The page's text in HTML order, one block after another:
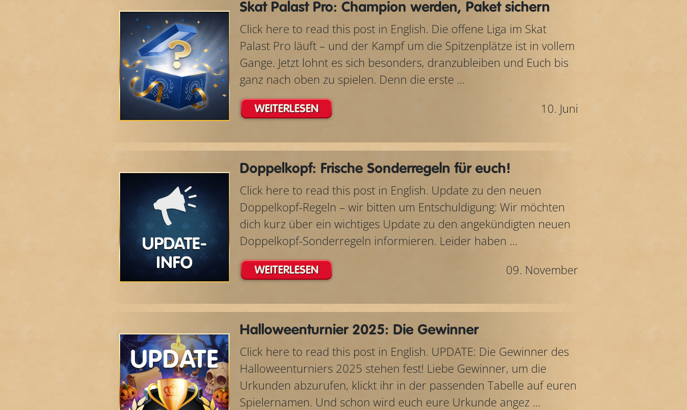
Skat Palast Pro: Champion werden, Paket sichern
Click here to read this post in English. Die offene Liga im Skat
Palast Pro läuft – und der Kampf um die Spitzenplätze ist in vollem
Gange. Jetzt lohnt es sich besonders, dranzubleiben und Euch bis
ganz nach oben zu spielen. Denn die erste ...
WEITERLESEN 10. Juni
Doppelkopf: Frische Sonderregeln für euch!
Click here to read this post in English. Update zu den neuen
Doppelkopf-Regeln – wir bitten um Entschuldigung: Wir möchten
dich kurz über ein wichtiges Update zu den angekündigten neuen
Doppelkopf-Sonderregeln informieren. Leider haben ...
WEITERLESEN 09. November
Halloweenturnier 2025: Die Gewinner
Click here to read this post in English. UPDATE: Die Gewinner des
Halloweenturniers 2025 stehen fest! Liebe Gewinner, um die
Urkunden abzurufen, klickt ihr in der passenden Tabelle auf euren
Spielernamen. Und schon wird euch eure Urkunde angez ...